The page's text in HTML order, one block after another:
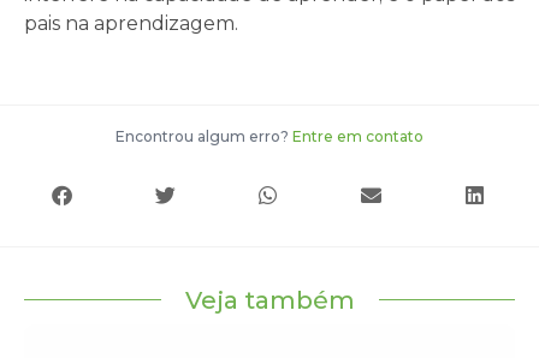
pais na aprendizagem.
Encontrou algum erro? Entre em contato
Veja também